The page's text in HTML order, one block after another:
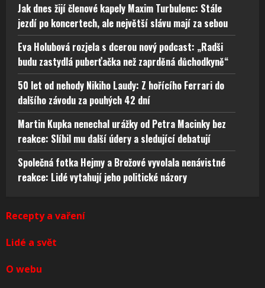
Jak dnes žijí členové kapely Maxim Turbulenc: Stále
jezdí po koncertech, ale největší slávu mají za sebou
Eva Holubová rozjela s dcerou nový podcast: „Radši
budu zastydlá puberťačka než zaprděná důchodkyně“
50 let od nehody Nikiho Laudy: Z hořícího Ferrari do
dalšího závodu za pouhých 42 dní
Martin Kupka nenechal urážky od Petra Macinky bez
reakce: Slíbil mu další údery a sledující debatují
Společná fotka Hejmy a Brožové vyvolala nenávistné
reakce: Lidé vytahují jeho politické názory
Recepty a vaření
Lidé a svět
O webu